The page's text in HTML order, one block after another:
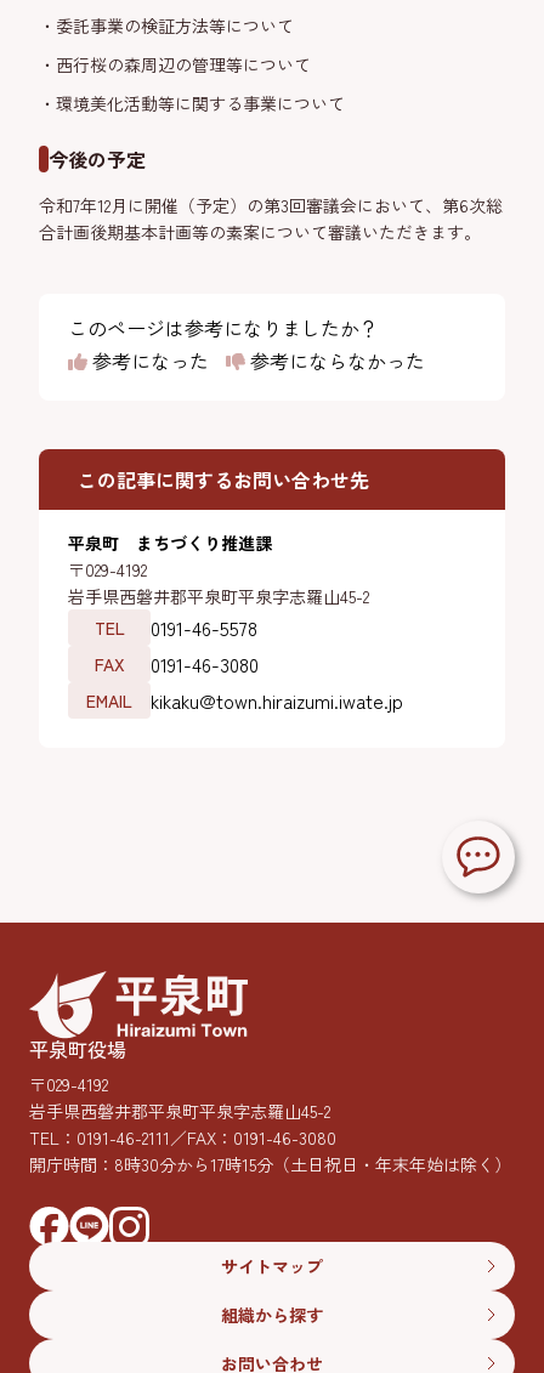
・委託事業の検証方法等について
・西行桜の森周辺の管理等について
・環境美化活動等に関する事業について
今後の予定
令和7年12月に開催（予定）の第3回審議会において、第6次総
合計画後期基本計画等の素案について審議いただきます。
このページは参考になりましたか？
参考になった
参考にならなかった
この記事に関するお問い合わせ先
平泉町 まちづくり推進課
〒029-4192
岩手県西磐井郡平泉町平泉字志羅山45-2
TEL
0191-46-5578
FAX 0191-46-3080
EMAIL kikaku@town.hiraizumi.iwate.jp
平泉町役場
〒029-4192
岩手県西磐井郡平泉町平泉字志羅山45-2
TEL： 0191-46-2111／FAX：0191-46-3080
開庁時間：8時30分から17時15分 （土日祝日・年末年始は除く）
サイトマップ
組織から探す
お問い合わせ